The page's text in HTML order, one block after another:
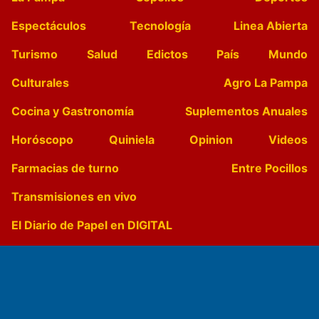
Espectáculos
Tecnología
Linea Abierta
Turismo
Salud Edictos País
Mundo
Culturales
Agro La Pampa
Cocina y Gastronomía
Suplementos Anuales
Horóscopo
Quiniela Opinion
Videos
Farmacias de turno
Entre Pocillos
Transmisiones en vivo
El Diario de Papel en DIGITAL